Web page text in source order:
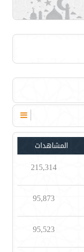
المشاهدات
215,314
95,873
95,523